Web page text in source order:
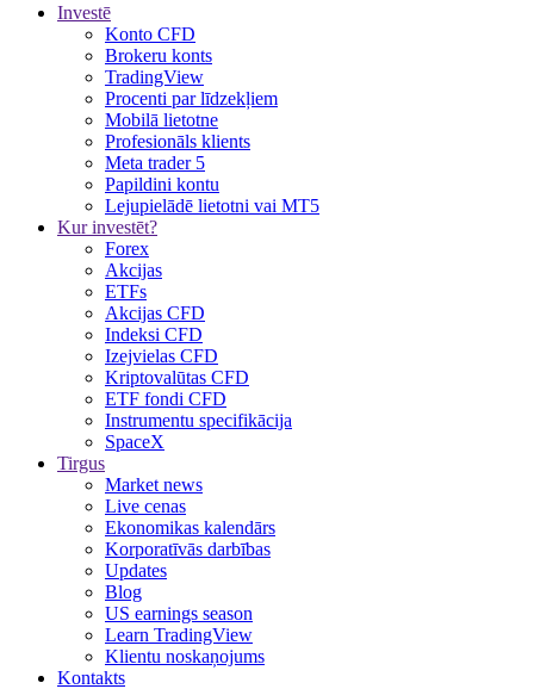
Investē
Konto CFD
Brokeru konts
TradingView
Procenti par līdzekļiem
Mobilā lietotne
Profesionāls klients
Meta trader 5
Papildini kontu
Lejupielādē lietotni vai MT5
Kur investēt?
Forex
Akcijas
ETFs
Akcijas CFD
Indeksi CFD
Izejvielas CFD
Kriptovalūtas CFD
ETF fondi CFD
Instrumentu specifikācija
SpaceX
Tirgus
Market news
Live cenas
Ekonomikas kalendārs
Korporatīvās darbības
Updates
Blog
US earnings season
Learn TradingView
Klientu noskaņojums
Kontakts